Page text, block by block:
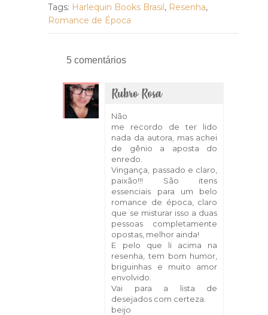
Tags: Harlequin Books Brasil, Resenha,
Romance de Época
5 comentários
Rubro Rosa
Não
me recordo de ter lido
nada da autora, mas achei
de gênio a aposta do
enredo.
Vingança, passado e claro,
paixão!!! São itens
essenciais para um belo
romance de época, claro
que se misturar isso a duas
pessoas completamente
opostas, melhor ainda!
E pelo que li acima na
resenha, tem bom humor,
briguinhas e muito amor
envolvido.
Vai para a lista de
desejados com certeza.
beijo